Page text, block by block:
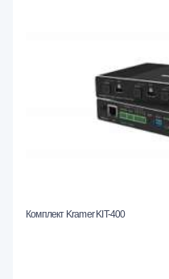
Комплект Kramer KIT-400